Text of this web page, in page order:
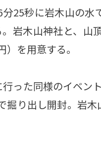
25秒に岩木山の水
岩木山神社と、山
を用意する。
った同様のイベン
掘り出し開封。岩